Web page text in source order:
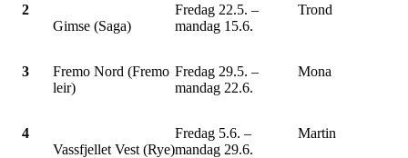
2
Gimse (Saga)
Fredag 22.5. –
mandag 15.6.
Trond
3
Fremo Nord (Fremo
leir)
Fredag 29.5. –
mandag 22.6.
Mona
4
Vassfjellet Vest (Rye)
Fredag 5.6. –
mandag 29.6.
Martin